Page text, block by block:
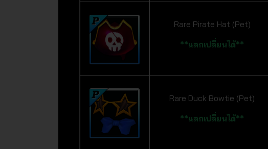
Rare Pirate Hat (Pet)
**แลกเปลี่ยนได้**
Rare Duck Bowtie (Pet)
**แลกเปลี่ยนได้**